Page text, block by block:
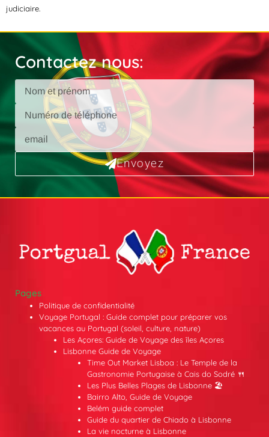
judiciaire.
Contactez nous:
Envoyez
Pages
Politique de confidentialité
Voyage Portugal : Guide complet pour préparer vos
vacances au Portugal (soleil, culture, nature)
Les Açores: Guide de Voyage des îles Açores
Lisbonne Guide de Voyage
Time Out Market Lisboa : Le Temple de la
Gastronomie Portugaise à Cais do Sodré 🍴
Les Plus Belles Plages de Lisbonne 🏖️
Bairro Alto, Guide de Voyage
Belém guide complet
Guide du quartier de Chiado à Lisbonne
La vie nocturne à Lisbonne